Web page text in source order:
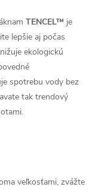
TENCEL™ je
lepšie aj počas
ekologickú
spotrebu vody bez
tak trendový
veľkosťami, zvážte